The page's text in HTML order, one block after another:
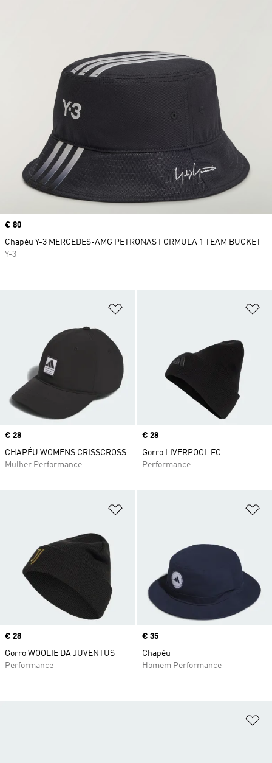
Price
€ 28
CHAPÉU WOMENS CRISSCROSS
Mulher Performance
Price
€ 28
Gorro LIVERPOOL FC
Performance
Price
€ 28
Gorro WOOLIE DA JUVENTUS
Performance
Price
€ 35
Chapéu
Homem Performance
Price
€ 80
Chapéu Y-3 MERCEDES-AMG PETRONAS FORMULA 1 TEAM BUCKET
Y-3